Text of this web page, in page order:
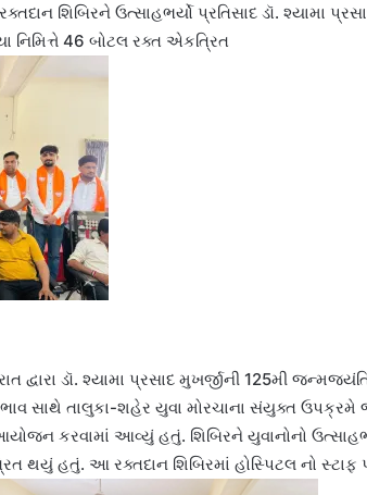
શિબિરને ઉત્સાહભર્યો પ્રતિસાદ ડૉ. શ્યામા
નિમિત્તે 46 બોટલ રક્ત એકત્રિત
દ્વારા ડૉ. શ્યામા પ્રસાદ મુખર્જીની 125મી
ભાવ સાથે તાલુકા-શહેર યુવા મોરચાના સંયુક્ત
કરવામાં આવ્યું હતું. શિબિરને યુવાનોનો
થયું હતું. આ રક્તદાન શિબિરમાં હોસ્પિટલ નો સ્ટાફ